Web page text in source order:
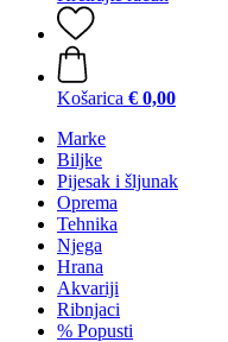
Košarica € 0,00
Marke
Biljke
Pijesak i šljunak
Oprema
Tehnika
Njega
Hrana
Akvariji
Ribnjaci
% Popusti